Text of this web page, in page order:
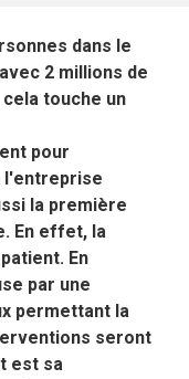
dans le
2 millions de
cela touche un
pour
l'entreprise
la première
En effet, la
En
par une
permettant la
seront
est sa